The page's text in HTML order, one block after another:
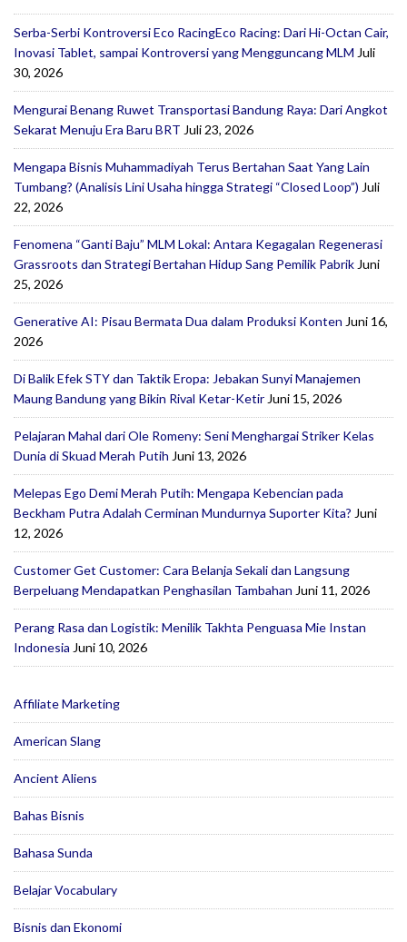
Serba-Serbi Kontroversi Eco RacingEco Racing: Dari Hi-Octan Cair,
Inovasi Tablet, sampai Kontroversi yang Mengguncang MLM Juli
30, 2026
Mengurai Benang Ruwet Transportasi Bandung Raya: Dari Angkot
Sekarat Menuju Era Baru BRT Juli 23, 2026
Mengapa Bisnis Muhammadiyah Terus Bertahan Saat Yang Lain
Tumbang? (Analisis Lini Usaha hingga Strategi “Closed Loop”) Juli
22, 2026
Fenomena “Ganti Baju” MLM Lokal: Antara Kegagalan Regenerasi
Grassroots dan Strategi Bertahan Hidup Sang Pemilik Pabrik Juni
25, 2026
Generative AI: Pisau Bermata Dua dalam Produksi Konten Juni 16,
2026
Di Balik Efek STY dan Taktik Eropa: Jebakan Sunyi Manajemen
Maung Bandung yang Bikin Rival Ketar-Ketir Juni 15, 2026
Pelajaran Mahal dari Ole Romeny: Seni Menghargai Striker Kelas
Dunia di Skuad Merah Putih Juni 13, 2026
Melepas Ego Demi Merah Putih: Mengapa Kebencian pada
Beckham Putra Adalah Cerminan Mundurnya Suporter Kita? Juni
12, 2026
Customer Get Customer: Cara Belanja Sekali dan Langsung
Berpeluang Mendapatkan Penghasilan Tambahan Juni 11, 2026
Perang Rasa dan Logistik: Menilik Takhta Penguasa Mie Instan
Indonesia Juni 10, 2026
Affiliate Marketing
American Slang
Ancient Aliens
Bahas Bisnis
Bahasa Sunda
Belajar Vocabulary
Bisnis dan Ekonomi